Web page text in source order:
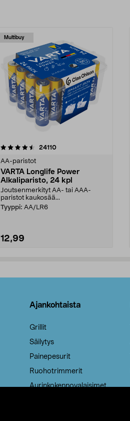
Multibuy
24110arvostelut
AA-paristot
VARTA Longlife Power
Alkaliparisto, 24 kpl
Joutsenmerkityt AA- tai AAA-
paristot kaukosää...
Tyyppi: AA/LR6
12,99
4.5viidestä
Ajankohtaista
Grillit
Säilytys
Painepesurit
Ruohotrimmerit
Aurinkokennovalaisimet